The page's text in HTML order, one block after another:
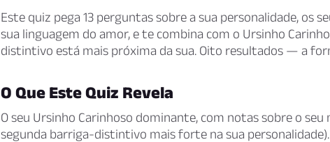
Este quiz pega 13 perguntas sobre a sua personalidade, os
sua linguagem do amor, e te combina com o Ursinho
distintivo está mais próxima da sua. Oito resultados — a
O Que Este Quiz Revela
O seu Ursinho Carinhoso dominante, com notas sobre o seu
segunda barriga-distintivo mais forte na sua personalidade).